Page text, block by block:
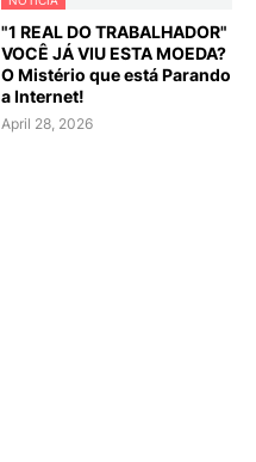
"1 REAL DO TRABALHADOR"
VOCÊ JÁ VIU ESTA MOEDA?
O Mistério que está Parando
a Internet!
April 28, 2026